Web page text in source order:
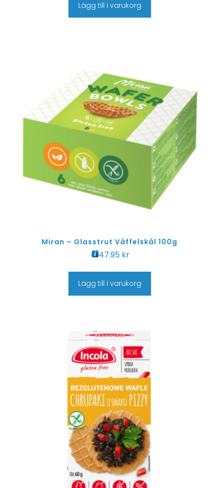
Lägg till i varukorg
Miran – Glasstrut Våffelskål 100g
47.95 kr
Lägg till i varukorg